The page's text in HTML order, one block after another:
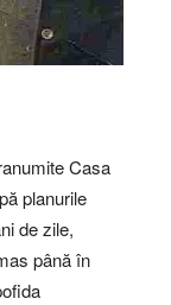
Casa
planurile
de zile,
până în